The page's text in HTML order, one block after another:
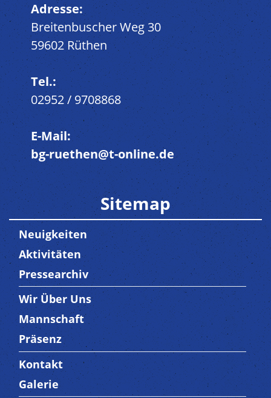
Adresse:
Breitenbuscher Weg 30
59602 Rüthen
Tel.:
02952 / 9708868
E-Mail:
bg-ruethen@t-online.de
Sitemap
Neuigkeiten
Aktivitäten
Pressearchiv
Trenner3
Wir Über Uns
Mannschaft
Präsenz
Trenner4
Kontakt
Galerie